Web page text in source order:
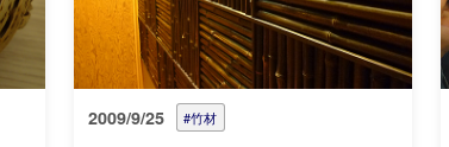
2009/9/25 #竹材